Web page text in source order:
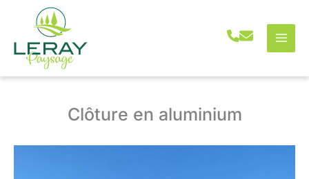
contenu
Clôture en aluminium